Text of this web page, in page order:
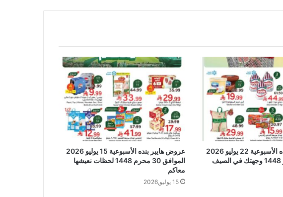
عروض هايبر بنده الأسبوعية 22 يوليو 2026
عروض هايبر بنده الأسبوعية 15 يوليو 2026
الموافق 30 محرم 1448 لحظات نعيشها
معاكم
15 يوليو,2026